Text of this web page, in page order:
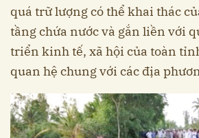
quá trữ lượng có thể khai thác
tầng chứa nước và gắn liền với
triển kinh tế, xã hội của toàn
quan hệ chung với các địa